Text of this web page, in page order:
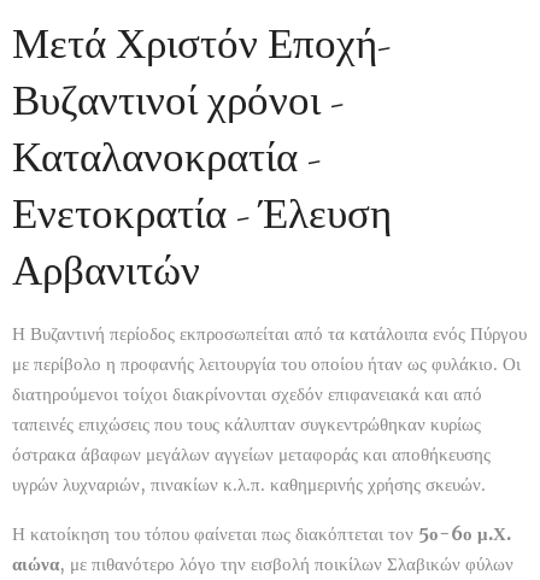
Μετά Χριστόν Εποχή-
Βυζαντινοί χρόνοι -
Καταλανοκρατία -
Ενετοκρατία - Έλευση
Αρβανιτών
Η Βυζαντινή περίοδος εκπροσωπείται από τα κατάλοιπα ενός Πύργου
με περίβολο η προφανής λειτουργία του οποίου ήταν ως φυλάκιο. Οι
διατηρούμενοι τοίχοι διακρίνονται σχεδόν επιφανειακά και από
ταπεινές επιχώσεις που τους κάλυπταν συγκεντρώθηκαν κυρίως
όστρακα άβαφων μεγάλων αγγείων μεταφοράς και αποθήκευσης
υγρών λυχναριών, πινακίων κ.λ.π. καθημερινής χρήσης σκευών.
Η κατοίκηση του τόπου φαίνεται πως διακόπτεται τον 5ο-6ο μ.Χ.
αιώνα, με πιθανότερο λόγο την εισβολή ποικίλων Σλαβικών φύλων